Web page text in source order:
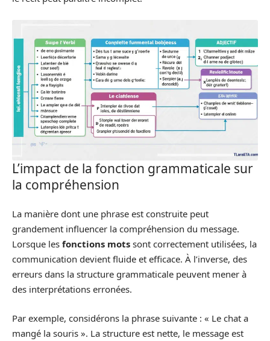
L’impact de la fonction grammaticale sur
la compréhension
La manière dont une phrase est construite peut
grandement influencer la compréhension du message.
Lorsque les fonctions mots sont correctement utilisées, la
communication devient fluide et efficace. À l’inverse, des
erreurs dans la structure grammaticale peuvent mener à
des interprétations erronées.
Par exemple, considérons la phrase suivante : « Le chat a
mangé la souris ». La structure est nette, le message est